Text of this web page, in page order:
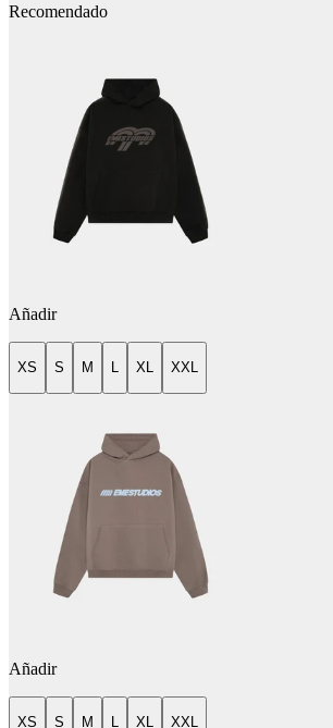
Recomendado
Añadir
XS S M L XL XXL
Añadir
XS S M XL XXL